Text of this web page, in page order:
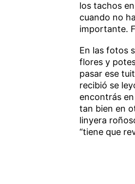
los tachos
cuando no
importante.
En las fotos
flores y
pasar ese
recibió se
encontrás
tan bien en
linyera
“tiene que